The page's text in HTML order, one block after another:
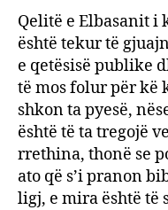
Qelitë e Elbasanit i
është tekur të
e qetësisë publike
të mos folur për kë
shkon ta pyesë,
është të ta tregojë
rrethina, thonë se
ato që s’i pranon
ligj, e mira është të